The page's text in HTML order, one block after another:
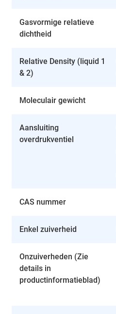
Gasvormige relatieve
dichtheid
Relative Density (liquid 1
& 2)
Moleculair gewicht
Aansluiting
overdrukventiel
CAS nummer
Enkel zuiverheid
Onzuiverheden (Zie
details in
productinformatieblad)